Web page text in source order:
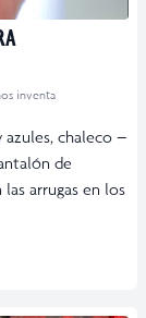
inventa
azules, chaleco –
de
arrugas en los